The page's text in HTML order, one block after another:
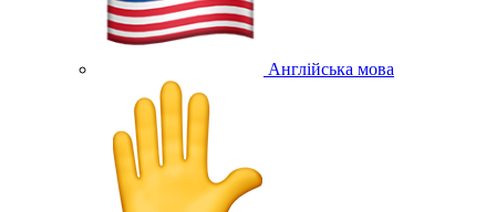
Англійська мова